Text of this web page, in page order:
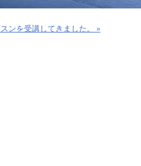
ンを受講してきました。 »